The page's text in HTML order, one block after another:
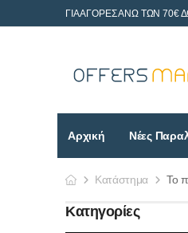
ΓΙΑ ΑΓΟΡΕΣ ΑΝΩ ΤΩΝ 70€
Αρχική Νέες
Κατάστημα
Το
Κατηγορίες